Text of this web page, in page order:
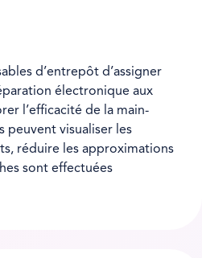
d’entrepôt d’assigner
électronique aux
l’efficacité de la main-
peuvent visualiser les
réduire les approximations
sont effectuées